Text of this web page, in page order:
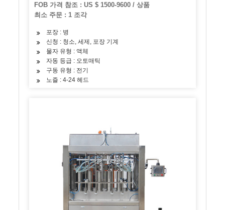
FOB 가격 참조 : US $ 1500-9600 / 상품
최소 주문 : 1 조각
포장 : 병
신청 : 청소, 세제, 포장 기계
물자 유형 : 액체
자동 등급 : 오토매틱
구동 유형 : 전기
노즐 : 4-24 헤드